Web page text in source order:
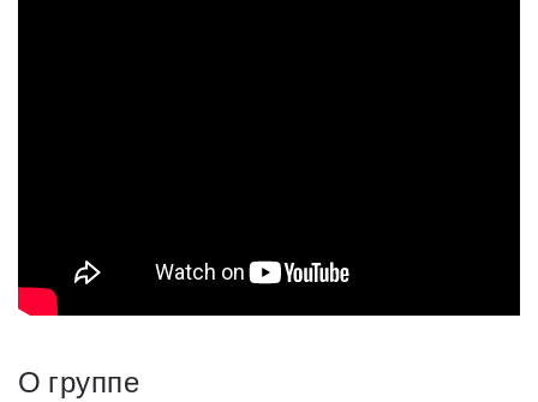
О группе